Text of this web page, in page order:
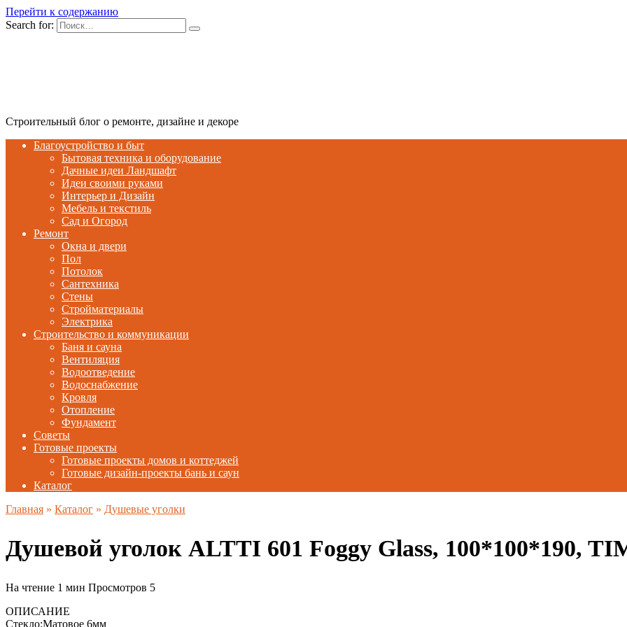
Перейти к содержанию
Search for:
Строительный блог о ремонте, дизайне и декоре
Благоустройство и быт
Бытовая техника и оборудование
Дачные идеи Ландшафт
Идеи своими руками
Интерьер и Дизайн
Мебель и текстиль
Сад и Огород
Ремонт
Окна и двери
Пол
Потолок
Сантехника
Стены
Стройматериалы
Электрика
Строительство и коммуникации
Баня и сауна
Вентиляция
Водоотведение
Водоснабжение
Кровля
Отопление
Фундамент
Советы
Готовые проекты
Готовые проекты домов и коттеджей
Готовые дизайн-проекты бань и саун
Каталог
Главная » Каталог » Душевые уголки
Душевой уголок ALTTI 601 Foggy Glass, 100*100*190,
На чтение 1 мин Просмотров 5
ОПИСАНИЕ
Стекло:Матовое 6мм